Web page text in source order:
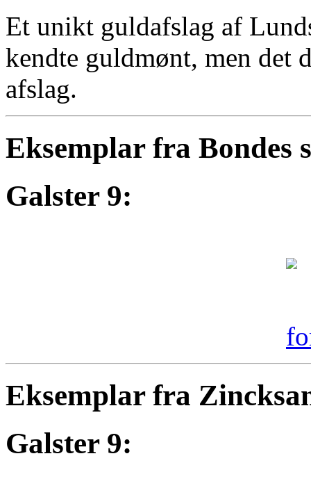
Et unikt guldafslag af
kendte guldmønt, men det
afslag.
Eksemplar fra Bondes
Galster 9:
Eksemplar fra
Galster 9: